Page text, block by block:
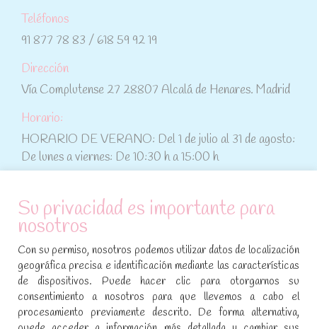
Teléfonos
91 877 78 83 / 618 59 92 19
Dirección
Vía Complutense 27 28807 Alcalá de Henares. Madrid
Horario:
HORARIO DE VERANO: Del 1 de julio al 31 de agosto:
De lunes a viernes: De 10:30 h a 15:00 h
ATENCIÓN AL CLIENTE
Condiciones de compra
Aviso legal y política de privacidad
Política de cookies
Su privacidad es importante para
nosotros
Con su permiso, nosotros podemos utilizar datos de localización
geográfica precisa e identificación mediante las características
de dispositivos. Puede hacer clic para otorgarnos su
consentimiento a nosotros para que llevemos a cabo el
procesamiento previamente descrito. De forma alternativa,